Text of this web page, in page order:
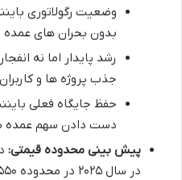
وضعیت رگولاتوری
بدون بحران های عمده
جذب پروژه ها و
حفظ جایگاه فعلی
دست دادن سهم عمده
پیش بینی محدوده قیمتی: